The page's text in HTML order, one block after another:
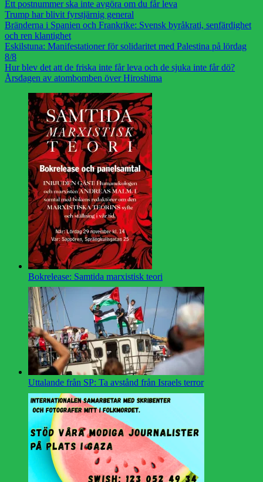
Ett postnummer ska inte avgöra om du får leva
Trump har blivit fyrstjärnig general
Bränderna i Spanien och Frankrike: Svensk byråkrati, senfärdighet
och ren klantighet
Eskilstuna: Manifestationer för solidaritet med Palestina på lördag
8/8
Hur blev det att de friska inte får leva och de sjuka inte får dö?
Årsdagen av atombomben över Hiroshima
Bokrelease: Samtida marxistisk teori
Uttalande från SP: Ta avstånd från Israels terror